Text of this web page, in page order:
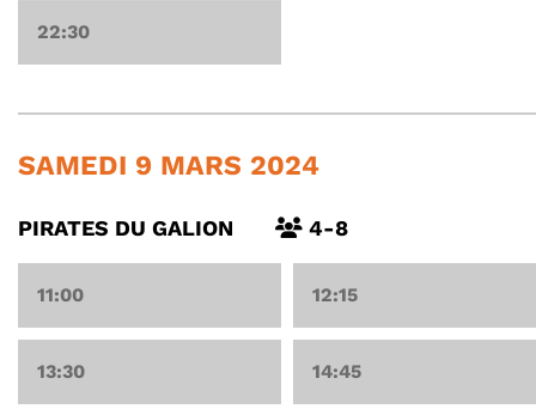
22:30
SAMEDI 9 MARS 2024
PIRATES DU GALION 4-8
11:00 12:15
13:30 14:45